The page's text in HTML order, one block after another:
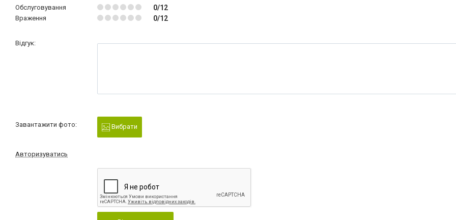
Обслуговування 0/12
Враження 0/12
Відгук:
Завантажити фото: Вибрати
Авторизуватись